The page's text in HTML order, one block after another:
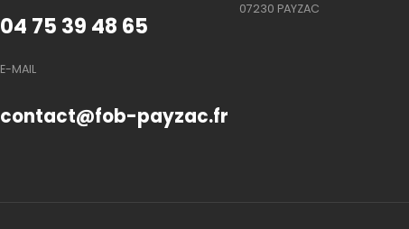
04 75 39 48 65
E-MAIL
contact@fob-payzac.fr
07230 PAYZAC